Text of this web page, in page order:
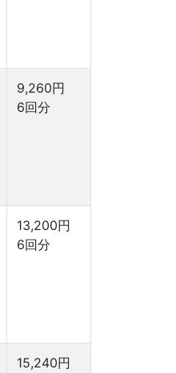
9,260円
6回分
13,200円
6回分
15,240円